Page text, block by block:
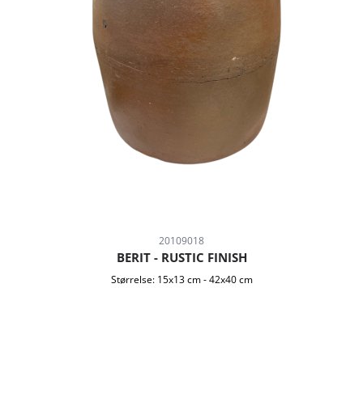
20109018
BERIT - RUSTIC FINISH
Størrelse: 15x13 cm -42x40 cm